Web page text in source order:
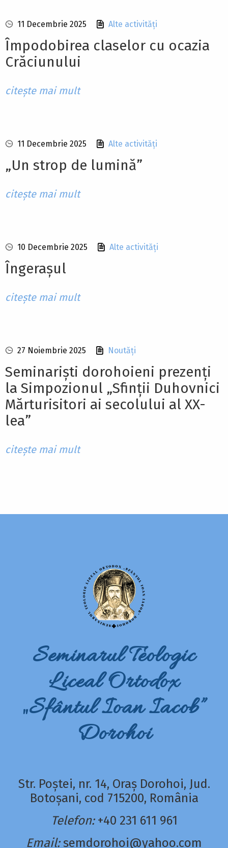
11 Decembrie 2025 Alte activități
Împodobirea claselor cu ocazia
Crăciunului
citește mai mult
11 Decembrie 2025 Alte activități
„Un strop de lumină”
citește mai mult
10 Decembrie 2025 Alte activități
Îngerașul
citește mai mult
27 Noiembrie 2025 Noutăți
Seminariști dorohoieni prezenți
la Simpozionul „Sfinții Duhovnici
Mărturisitori ai secolului al XX-
lea”
citește mai mult
Seminarul Teologic
Liceal Ortodox
„Sfântul Ioan Iacob”
Dorohoi
Str. Poștei, nr. 14, Oraș Dorohoi, Jud.
Botoșani, cod 715200, România
Telefon: +40 231 611 961
Email: semdorohoi@yahoo.com